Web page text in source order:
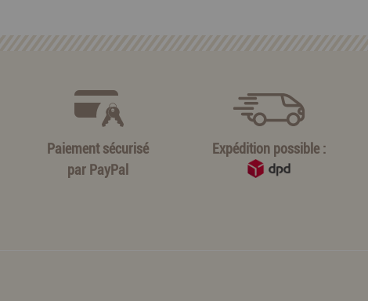
Paiement sécurisé
par PayPal
Expédition possible :